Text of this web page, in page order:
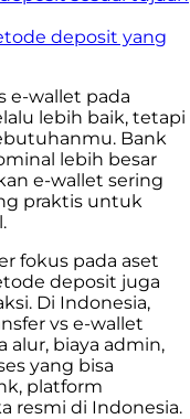
deposit yang
e-wallet pada
lebih baik, tetapi
Bank
lebih besar
e-wallet sering
praktis untuk
fokus pada aset
deposit juga
Di Indonesia,
vs e-wallet
biaya admin,
yang bisa
platform
resmi di Indonesia.